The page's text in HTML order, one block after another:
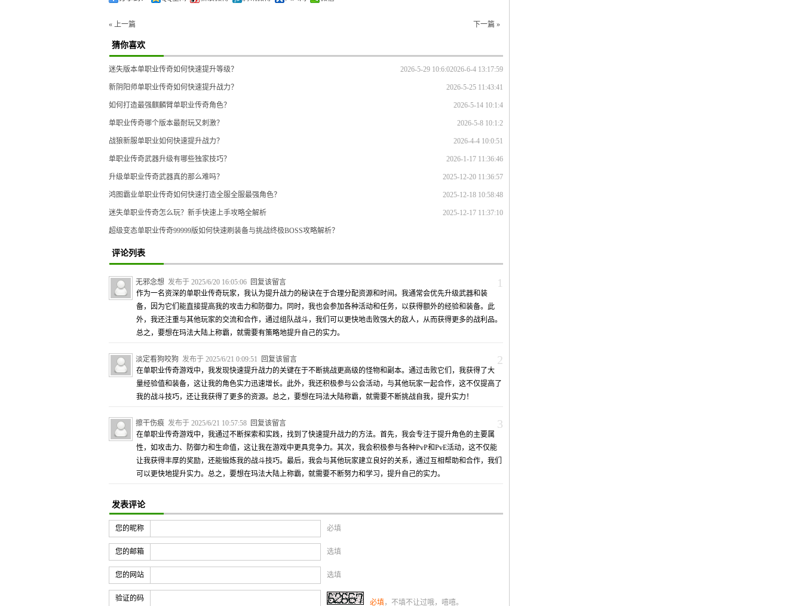
« 上一篇 下一篇 »
猜你喜欢
2026-6-4 13:17:59
迷失版本单职业传奇如何快速提升等级？ 2026-5-29 10:6:0
新阴阳师单职业传奇如何快速提升战力？ 2026-5-25 11:43:41
如何打造最强麒麟臂单职业传奇角色？ 2026-5-14 10:1:4
单职业传奇哪个版本最耐玩又刺激？ 2026-5-8 10:1:2
战狼新服单职业如何快速提升战力？ 2026-4-4 10:0:51
单职业传奇武器升级有哪些独家技巧？ 2026-1-17 11:36:46
升级单职业传奇武器真的那么难吗？ 2025-12-20 11:36:57
鸿图霸业单职业传奇如何快速打造全服全服最强角色？ 2025-12-18 10:58:48
迷失单职业传奇怎么玩？新手快速上手攻略全解析 2025-12-17 11:37:10
超级变态单职业传奇99999版如何快速刷装备与挑战终极BOSS攻略解析？
评论列表
1
无邪念想 发布于 2025/6/20 16:05:06 回复该留言
作为一名资深的单职业传奇玩家，我认为提升战力的秘诀在于合理分配资源和时间。我通常会优先升级武器和装
备，因为它们能直接提高我的攻击力和防御力。同时，我也会参加各种活动和任务，以获得额外的经验和装备。此
外，我还注重与其他玩家的交流和合作，通过组队战斗，我们可以更快地击败强大的敌人，从而获得更多的战利品。
总之，要想在玛法大陆上称霸，就需要有策略地提升自己的实力。
2
淡定看狗咬狗 发布于 2025/6/21 0:09:51
回复该留言
在单职业传奇游戏中，我发现快速提升战力的关键在于不断挑战更高级的怪物和副本。通过击败它们，我获得了大
量经验值和装备，这让我的角色实力迅速增长。此外，我还积极参与公会活动，与其他玩家一起合作，这不仅提高了
我的战斗技巧，还让我获得了更多的资源。总之，要想在玛法大陆称霸，就需要不断挑战自我，提升实力！
3
擦干伤痕 发布于 2025/6/21 10:57:58 回复该留言
在单职业传奇游戏中，我通过不断探索和实践，找到了快速提升战力的方法。首先，我会专注于提升角色的主要属
性，如攻击力、防御力和生命值，这让我在游戏中更具竞争力。其次，我会积极参与各种PvP和PvE活动，这不仅能
让我获得丰厚的奖励，还能锻炼我的战斗技巧。最后，我会与其他玩家建立良好的关系，通过互相帮助和合作，我们
可以更快地提升实力。总之，要想在玛法大陆上称霸，就需要不断努力和学习，提升自己的实力。
发表评论
您的昵称 必填
您的邮箱 选填
您的网站 选填
验证的码 必填，不填不让过哦，嘻嘻。